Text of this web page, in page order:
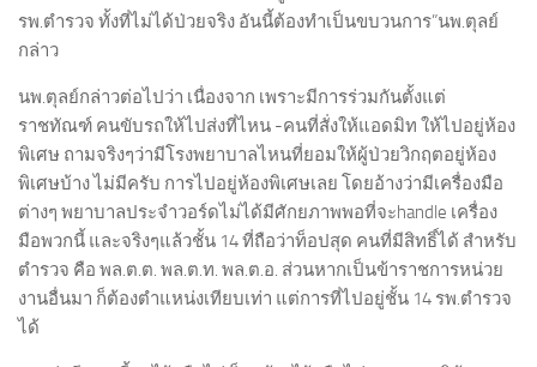
รพ.ตำรวจ ทั้งที่ไม่ได้ป่วยจริง อันนี้ต้องทำเป็นขบวนการ”นพ.ตุลย์
กล่าว
นพ.ตุลย์กล่าวต่อไปว่า เนื่องจาก เพราะมีการร่วมกันตั้งแต่
ราชทัณฑ์ คนขับรถให้ไปส่งที่ไหน -คนที่สั่งให้แอดมิท ให้ไปอยู่ห้อง
พิเศษ ถามจริงๆว่ามีโรงพยาบาลไหนที่ยอมให้ผู้ป่วยวิกฤตอยู่ห้อง
พิเศษบ้าง ไม่มีครับ การไปอยู่ห้องพิเศษเลย โดยอ้างว่ามีเครื่องมือ
ต่างๆ พยาบาลประจำวอร์ดไม่ได้มีศักยภาพพอที่จะhandle เครื่อง
มือพวกนี้ และจริงๆแล้วชั้น 14 ที่ถือว่าท็อปสุด คนที่มีสิทธิ์ได้ สำหรับ
ตำรวจ คือ พล.ต.ต. พล.ต.ท. พล.ต.อ. ส่วนหากเป็นข้าราชการหน่วย
งานอื่นมา ก็ต้องตำแหน่งเทียบเท่า แต่การที่ไปอยู่ชั้น 14 รพ.ตำรวจ
ได้